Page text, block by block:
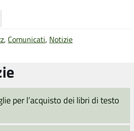
, Comunicati, Notizie
per l’acquisto dei libri di testo